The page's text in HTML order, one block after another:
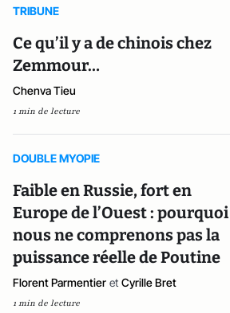
TRIBUNE
Ce qu’il y a de chinois chez
Zemmour…
Chenva Tieu
1 min de lecture
DOUBLE MYOPIE
Faible en Russie, fort en
Europe de l’Ouest : pourquoi
nous ne comprenons pas la
puissance réelle de Poutine
Florent Parmentier et Cyrille Bret
1 min de lecture